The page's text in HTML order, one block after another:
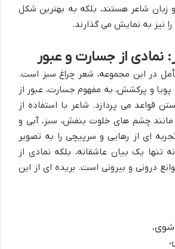
زبان شاعر هستند، بلکه به بهترین شکل
نیز به نمایش می گذارند.
نمادی از جسارت و عبور
در این مجموعه، شعر چراغ سبز است.
و پرکشش، به مفهوم جسارت، عبور از
قواعد می پردازد. شاعر با استفاده از
چشم های خلوت بنفش، سبز، آبی و
ای از رهایی و سرپیچی را به تصویر
یک بیان عاشقانه، بلکه نمادی از
درونی و بیرونی است. بریده ای از این